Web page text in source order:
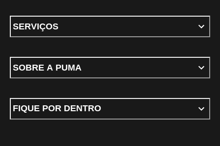
SERVIÇOS
SOBRE A PUMA
FIQUE POR DENTRO